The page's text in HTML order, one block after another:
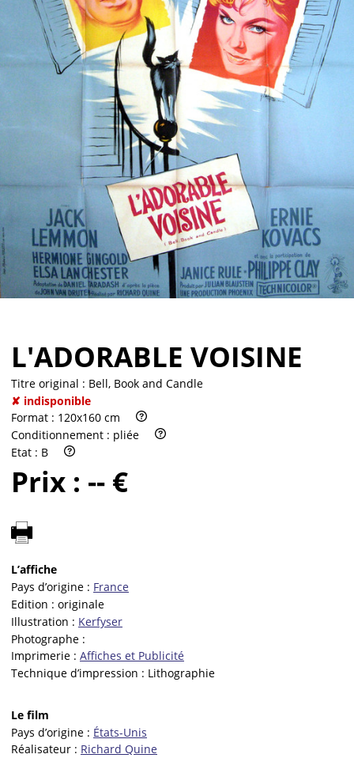
Vendre
L'ADORABLE VOISINE
Titre original : Bell, Book and Candle
✘ indisponible
Format : 120x160 cm
Conditionnement : pliée
Etat : B
Prix : -- €
L’affiche
Pays d’origine : France
Edition : originale
Illustration : Kerfyser
Photographe :
Imprimerie : Affiches et Publicité
Technique d’impression : Lithographie
Le film
Pays d’origine : États-Unis
Réalisateur : Richard Quine